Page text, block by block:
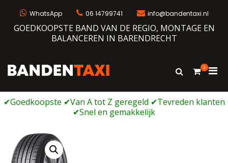
WhatsApp 06 14799741 info@bandentaxi.nl
GOEDKOOPSTE BAND VAN DE REGIO, MONTAGE EN
BALANCEREN IN BARENDRECHT
Bandengarage met eigen webshop
Toon
0
voor